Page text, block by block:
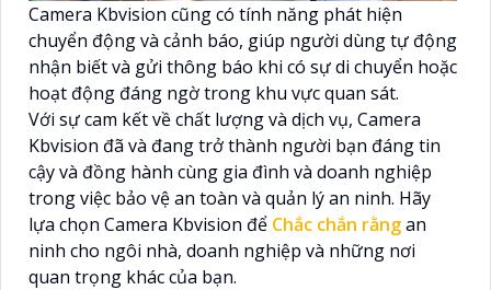
Camera Kbvision cũng có tính năng phát hiện
chuyển động và cảnh báo, giúp người dùng tự động
nhận biết và gửi thông báo khi có sự di chuyển hoặc
hoạt động đáng ngờ trong khu vực quan sát.
Với sự cam kết về chất lượng và dịch vụ, Camera
Kbvision đã và đang trở thành người bạn đáng tin
cậy và đồng hành cùng gia đình và doanh nghiệp
trong việc bảo vệ an toàn và quản lý an ninh. Hãy
lựa chọn Camera Kbvision để Chắc chắn rằngan
ninh cho ngôi nhà, doanh nghiệp và những nơi
quan trọng khác của bạn.